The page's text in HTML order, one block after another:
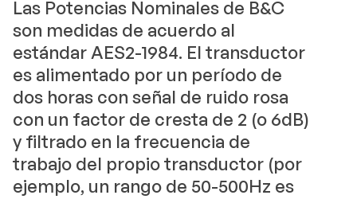
Las Potencias Nominales de B&C
son medidas de acuerdo al
estándar AES2-1984. El transductor
es alimentado por un período de
dos horas con señal de ruido rosa
con un factor de cresta de 2 (o 6dB)
y filtrado en la frecuencia de
trabajo del propio transductor (por
ejemplo, un rango de 50-500Hz es